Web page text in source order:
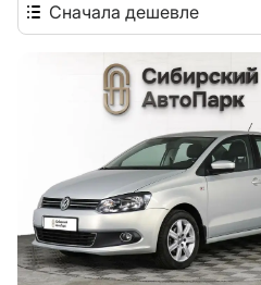
Сначала дешевле